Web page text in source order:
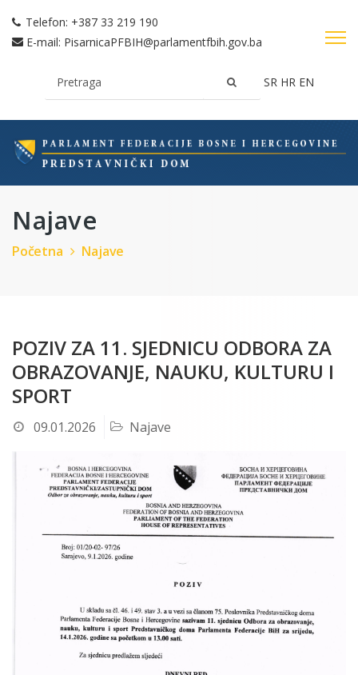
Telefon: +387 33 219 190
E-mail: PisarnicaPFBIH@parlamentfbih.gov.ba
SR HR EN
Najave
Početna Najave
POZIV ZA 11. SJEDNICU ODBORA ZA
OBRAZOVANJE, NAUKU, KULTURU I
SPORT
09.01.2026 Najave